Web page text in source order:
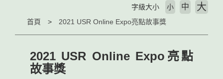
首頁 2021 USR Online Expo亮點故事獎
字級大小 小 中 大
2021 USR Online Expo亮點
故事獎